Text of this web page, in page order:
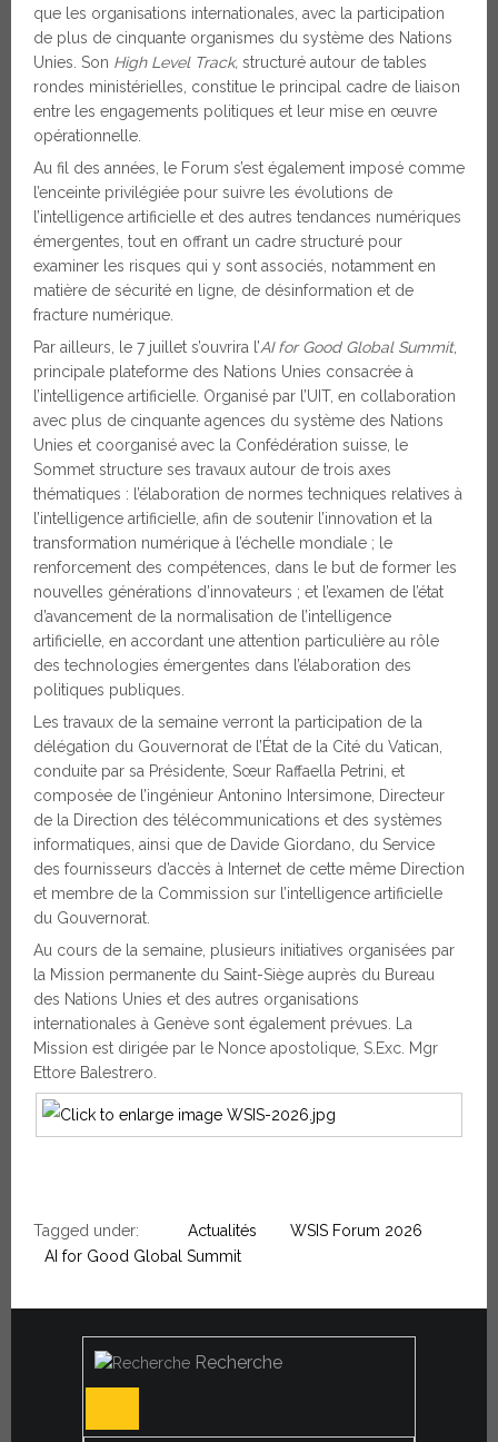
que les organisations internationales, avec la participation
de plus de cinquante organismes du système des Nations
Unies. Son High Level Track, structuré autour de tables
rondes ministérielles, constitue le principal cadre de liaison
entre les engagements politiques et leur mise en œuvre
opérationnelle.
Au fil des années, le Forum s’est également imposé comme
l’enceinte privilégiée pour suivre les évolutions de
l’intelligence artificielle et des autres tendances numériques
émergentes, tout en offrant un cadre structuré pour
examiner les risques qui y sont associés, notamment en
matière de sécurité en ligne, de désinformation et de
fracture numérique.
Par ailleurs, le 7 juillet s’ouvrira l’AI for Good Global Summit,
principale plateforme des Nations Unies consacrée à
l’intelligence artificielle. Organisé par l’UIT, en collaboration
avec plus de cinquante agences du système des Nations
Unies et coorganisé avec la Confédération suisse, le
Sommet structure ses travaux autour de trois axes
thématiques : l’élaboration de normes techniques relatives à
l’intelligence artificielle, afin de soutenir l’innovation et la
transformation numérique à l’échelle mondiale ; le
renforcement des compétences, dans le but de former les
nouvelles générations d’innovateurs ; et l’examen de l’état
d’avancement de la normalisation de l’intelligence
artificielle, en accordant une attention particulière au rôle
des technologies émergentes dans l’élaboration des
politiques publiques.
Les travaux de la semaine verront la participation de la
délégation du Gouvernorat de l’État de la Cité du Vatican,
conduite par sa Présidente, Sœur Raffaella Petrini, et
composée de l’ingénieur Antonino Intersimone, Directeur
de la Direction des télécommunications et des systèmes
informatiques, ainsi que de Davide Giordano, du Service
des fournisseurs d’accès à Internet de cette même Direction
et membre de la Commission sur l’intelligence artificielle
du Gouvernorat.
Au cours de la semaine, plusieurs initiatives organisées par
la Mission permanente du Saint-Siège auprès du Bureau
des Nations Unies et des autres organisations
internationales à Genève sont également prévues. La
Mission est dirigée par le Nonce apostolique, S.Exc. Mgr
Ettore Balestrero.
Tagged under: Actualités
WSIS Forum 2026
AI for Good Global Summit
Recherche